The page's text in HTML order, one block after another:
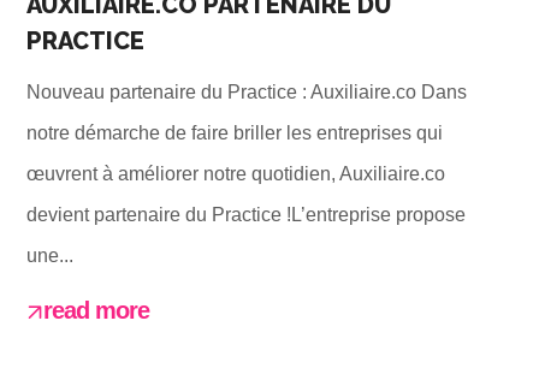
PRACTICE
Nouveau partenaire du Practice : Auxiliaire.co Dans
notre démarche de faire briller les entreprises qui
œuvrent à améliorer notre quotidien, Auxiliaire.co
devient partenaire du Practice !L’entreprise propose
une...
read more